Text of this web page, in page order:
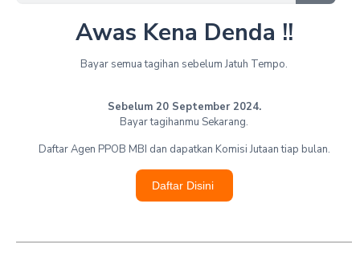
Awas Kena Denda !!
Bayar semua tagihan sebelum Jatuh Tempo.
Sebelum 20 September 2024.
Bayar tagihanmu Sekarang.
Daftar Agen PPOB MBI dan dapatkan Komisi Jutaan tiap bulan.
Daftar Disini